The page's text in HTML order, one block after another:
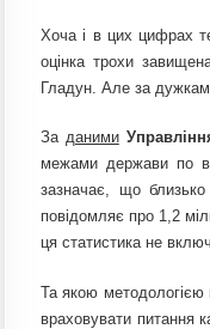
Хоча і в цих цифрах
оцінка трохи
Гладун. Але за
За даними
межами держави по
зазначає, що
повідомляє про 1,2
ця статистика не
Та якою методологією
враховувати питання